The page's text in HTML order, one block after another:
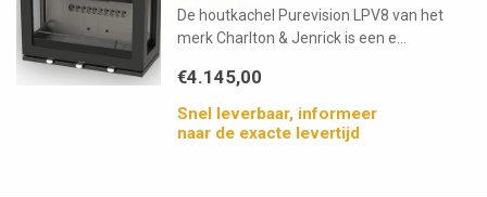
De houtkachel Purevision LPV8 van het
merk Charlton & Jenrick is een e...
€4.145,00
Snel leverbaar, informeer
naar de exacte levertijd